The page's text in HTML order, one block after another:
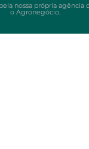
nossa própria agência
o Agronegócio.